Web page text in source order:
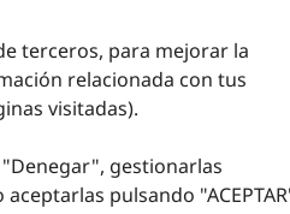
terceros, para mejorar la
relacionada con tus
visitadas).
gestionarlas
aceptarlas pulsando